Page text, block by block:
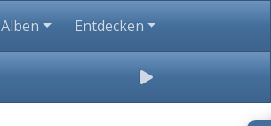
Alben Entdecken